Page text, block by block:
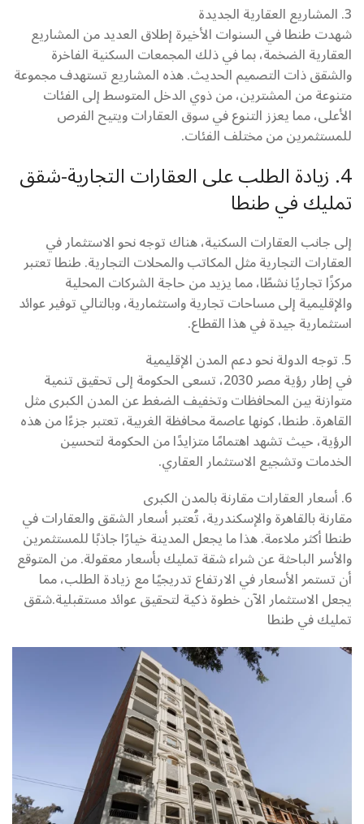
3. المشاريع العقارية الجديدة
شهدت طنطا في السنوات الأخيرة إطلاق العديد من المشاريع
العقارية الضخمة، بما في ذلك المجمعات السكنية الفاخرة
والشقق ذات التصميم الحديث. هذه المشاريع تستهدف مجموعة
متنوعة من المشترين، من ذوي الدخل المتوسط إلى الفئات
الأعلى، مما يعزز التنوع في سوق العقارات ويتيح الفرص
للمستثمرين من مختلف الفئات.
4. زيادة الطلب على العقارات التجارية-شقق
تمليك في طنطا
إلى جانب العقارات السكنية، هناك توجه نحو الاستثمار في
العقارات التجارية مثل المكاتب والمحلات التجارية. طنطا تعتبر
مركزًا تجاريًا نشطًا، مما يزيد من حاجة الشركات المحلية
والإقليمية إلى مساحات تجارية واستثمارية، وبالتالي توفير عوائد
استثمارية جيدة في هذا القطاع.
5. توجه الدولة نحو دعم المدن الإقليمية
في إطار رؤية مصر 2030، تسعى الحكومة إلى تحقيق تنمية
متوازنة بين المحافظات وتخفيف الضغط عن المدن الكبرى مثل
القاهرة. طنطا، كونها عاصمة محافظة الغربية، تعتبر جزءًا من هذه
الرؤية، حيث تشهد اهتمامًا متزايدًا من الحكومة لتحسين
الخدمات وتشجيع الاستثمار العقاري.
6. أسعار العقارات مقارنة بالمدن الكبرى
مقارنة بالقاهرة والإسكندرية، تُعتبر أسعار الشقق والعقارات في
طنطا أكثر ملاءمة. هذا ما يجعل المدينة خيارًا جاذبًا للمستثمرين
والأسر الباحثة عن شراء شقة تمليك بأسعار معقولة. من المتوقع
أن تستمر الأسعار في الارتفاع تدريجيًا مع زيادة الطلب، مما
يجعل الاستثمار الآن خطوة ذكية لتحقيق عوائد مستقبلية.شقق
تمليك في طنطا